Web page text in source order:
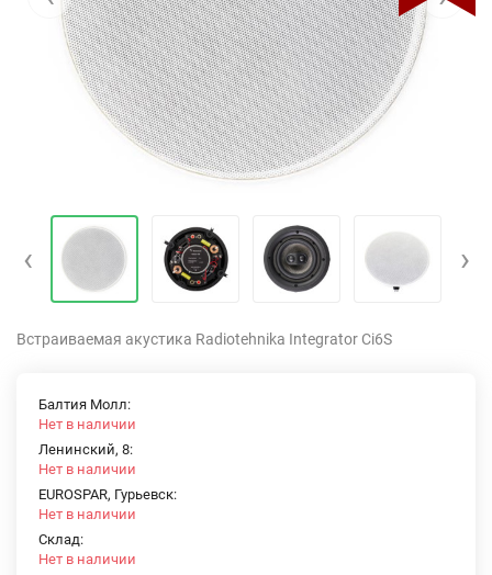
‹ ›
Встраиваемая акустика Radiotehnika Integrator Ci6S
Балтия Молл:
Нет в наличии
Ленинский, 8:
Нет в наличии
EUROSPAR, Гурьевск:
Нет в наличии
Склад:
Нет в наличии